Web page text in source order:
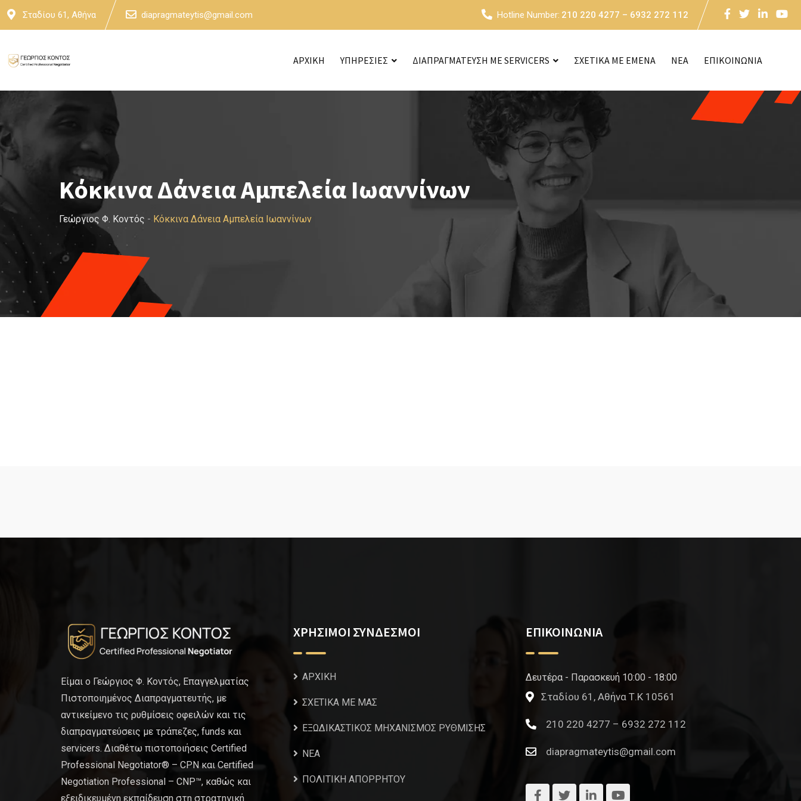
Skip
Σταδίου 61, Αθήνα diapragmateytis@gmail.com Hotline Number: 210 220 4277 – 6932 272 112
ΑΡΧΙΚΗ ΥΠΗΡΕΣΙΕΣ ΔΙΑΠΡΑΓΜΑΤΕΥΣΗ ΜΕ SERVICERS ΣΧΕΤΙΚΑ ΜΕ ΕΜΕΝΑ NEA ΕΠΙΚΟΙΝΩΝΙΑ
Κόκκινα Δάνεια Αμπελεία Ιωαννίνων
Γεώργιος Φ. Κοντός - Κόκκινα Δάνεια Αμπελεία Ιωαννίνων
Είμαι ο Γεώργιος Φ. Κοντός, Επαγγελματίας
Πιστοποιημένος Διαπραγματευτής, με
αντικείμενο τις ρυθμίσεις οφειλών και τις
διαπραγματεύσεις με τράπεζες, funds και
servicers. Διαθέτω πιστοποιήσεις Certified
Professional Negotiator® – CPN και Certified
Negotiation Professional – CNP™, καθώς και
εξειδικευμένη εκπαίδευση στη στρατηγική
ΧΡΗΣΙΜΟΙ ΣΥΝΔΕΣΜΟΙ
ΑΡΧΙΚΗ
ΣΧΕΤΙΚΑ ΜΕ ΜΑΣ
ΕΞΩΔΙΚΑΣΤΙΚΟΣ ΜΗΧΑΝΙΣΜΟΣ ΡΥΘΜΙΣΗΣ
NEA
ΠΟΛΙΤΙΚΗ ΑΠΟΡΡΗΤΟΥ
ΕΠΙΚΟΙΝΩΝΙΑ
Δευτέρα - Παρασκευή 10:00 - 18:00
Σταδίου 61, Αθήνα Τ.Κ 10561
210 220 4277 – 6932 272 112
diapragmateytis@gmail.com